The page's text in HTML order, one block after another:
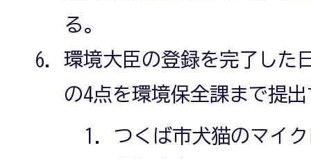
る。
環境大臣の登録を完了した
の4点を環境保全課まで提
つくば市犬猫のマイ